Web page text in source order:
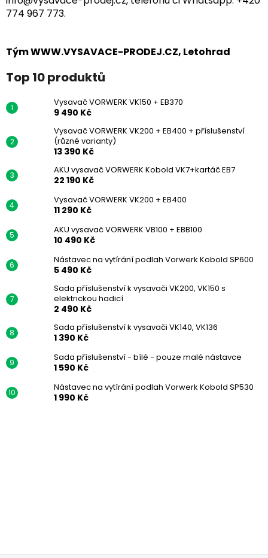
774 967 773.
Tým WWW.VYSAVACE-PRODEJ.CZ, Letohrad
Top 10 produktů
Vysavač VORWERK VK150 + EB370
9 490 Kč
Vysavač VORWERK VK200 + EB400 + příslušenství
(různé varianty)
13 390 Kč
AKU vysavač VORWERK Kobold VK7+kartáč EB7
22 190 Kč
Vysavač VORWERK VK200 + EB400
11 290 Kč
AKU vysavač VORWERK VB100 + EBB100
10 490 Kč
Nástavec na vytírání podlah Vorwerk Kobold SP600
5 490 Kč
Sada příslušenství k vysavači VK200, VK150 s
elektrickou hadicí
2 490 Kč
Sada příslušenství k vysavači VK140, VK136
1 390 Kč
Sada příslušenství - bílé - pouze malé nástavce
1 590 Kč
Nástavec na vytírání podlah Vorwerk Kobold SP530
1 990 Kč